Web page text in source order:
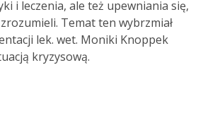
i leczenia, ale też upewniania się,
Temat ten wybrzmiał
lek. wet. Moniki Knoppek
kryzysową.